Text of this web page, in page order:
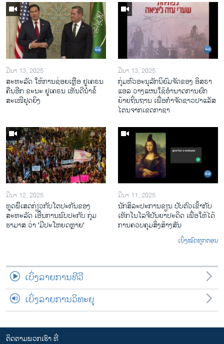
ມີນາ 13, 2025
ສະຫະລັດ ໃຫ້ການຊ່ອຍເຫຼືອ ຢູເຄຣນ
ຄືນອີກ ຂະນະ ຢູເຄຣນ ເຫັນດີນຳຂໍ້
ສະເໜີຢຸດຍິງ
ມີນາ 13, 2025
ກຸ່ມຫົວອະນຸລັກນິຍົມຈັດຂອງ ອິສຣາ
ແອລ ວາງແຜນໃຊ້ອຳນາດການຍົກ
ຍ້າຍຖິ່ນຖານ ເພື່ອກຳຈັດຊາວປາແລັສ
ໄຕນຈາກເຂດກາຊາ
ມີນາ 12, 2025
ທູດພິິເສດກ່ຽວກັບໂຕປະກັນຂອງ
ສະຫະລັດ ເອີ້ນການພົບປະກັບ ກຸ່ມ
ຮາມາສ ວ່າ 'ມີປະໂຫຍດຫຼາຍ'
ມີນາ 11, 2025
ນັກ​ສິ​ລະ​ປະ​ການ​ຂຽນ ປັບ​ຕົວ​ເຂົ້າ​ກັບ​
ເທັກ​ໂນ​ໂລ​ຈີ​ປັນ​ຍາ​ປະ​ດິດ ເພື່ອ​ໃຫ້​ໄດ້​
ກ​ານ​ຄວບ​ຄຸມ​ສິ່ງ​ສ້າງ​ສັນ
ເບິ່ງໝົດທຸກຕອນ
ເບິ່ງລາຍການທີວີ
ເບິ່ງລາຍການວິທະຍຸ
ຕິດຕາມພວກເຮົາ ທີ່